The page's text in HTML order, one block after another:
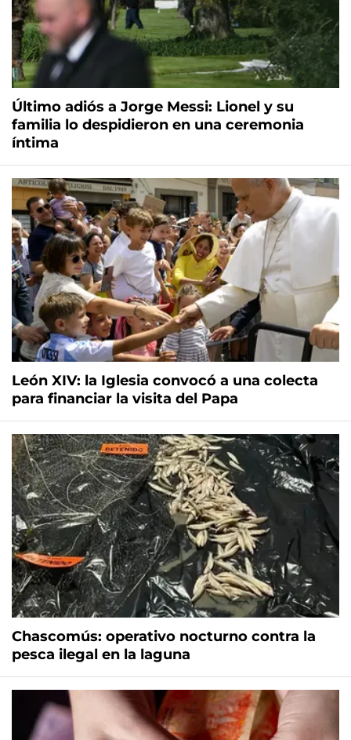
Último adiós a Jorge Messi: Lionel y su
familia lo despidieron en una ceremonia
íntima
León XIV: la Iglesia convocó a una colecta
para financiar la visita del Papa
Chascomús: operativo nocturno contra la
pesca ilegal en la laguna